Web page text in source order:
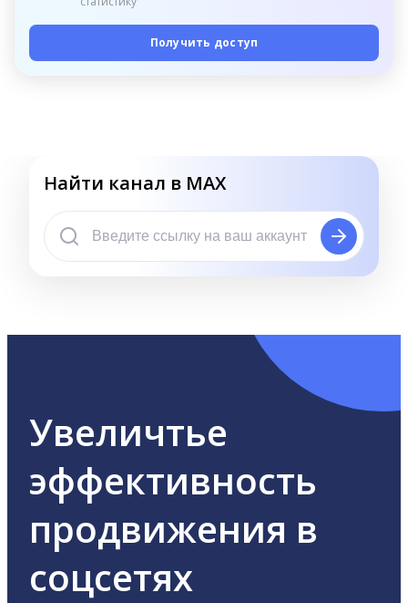
Получить доступ
Найти канал в MAX
Увеличтье
эффективность
продвижения в
соцсетях